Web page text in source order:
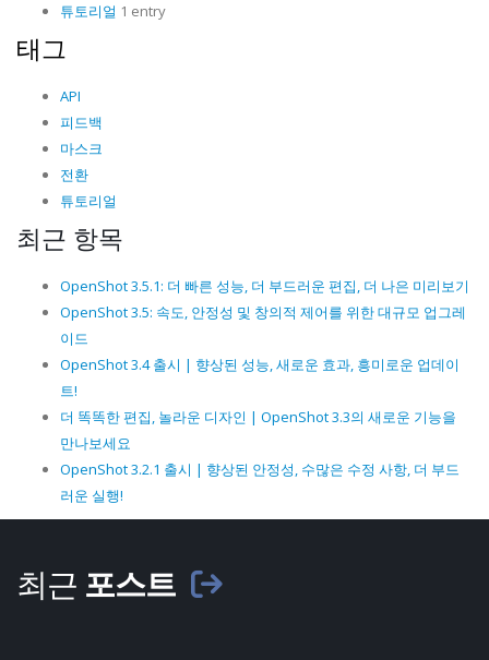
튜토리얼 1 entry
태그
API
피드백
마스크
전환
튜토리얼
최근 항목
OpenShot 3.5.1: 더 빠른 성능, 더 부드러운 편집, 더 나은 미리보기
OpenShot 3.5: 속도, 안정성 및 창의적 제어를 위한 대규모 업그레
이드
OpenShot 3.4 출시 | 향상된 성능, 새로운 효과, 흥미로운 업데이
트!
더 똑똑한 편집, 놀라운 디자인 | OpenShot 3.3의 새로운 기능을
만나보세요
OpenShot 3.2.1 출시 | 향상된 안정성, 수많은 수정 사항, 더 부드
러운 실행!
최근 포스트